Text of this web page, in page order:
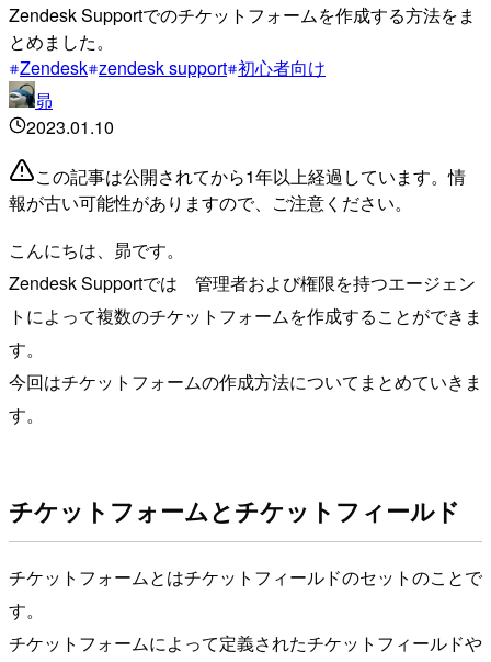
Zendesk Supportでのチケットフォームを作成する方法をま
とめました。
Zendesk zendesk support 初心者向け
昴
2023.01.10
この記事は公開されてから1年以上経過しています。情
報が古い可能性がありますので、ご注意ください。
こんにちは、昴です。
Zendesk Supportでは 管理者および権限を持つエージェン
トによって複数のチケットフォームを作成することができま
す。
今回はチケットフォームの作成方法についてまとめていきま
す。
チケットフォームとチケットフィールド
チケットフォームとはチケットフィールドのセットのことで
す。
チケットフォームによって定義されたチケットフィールドや